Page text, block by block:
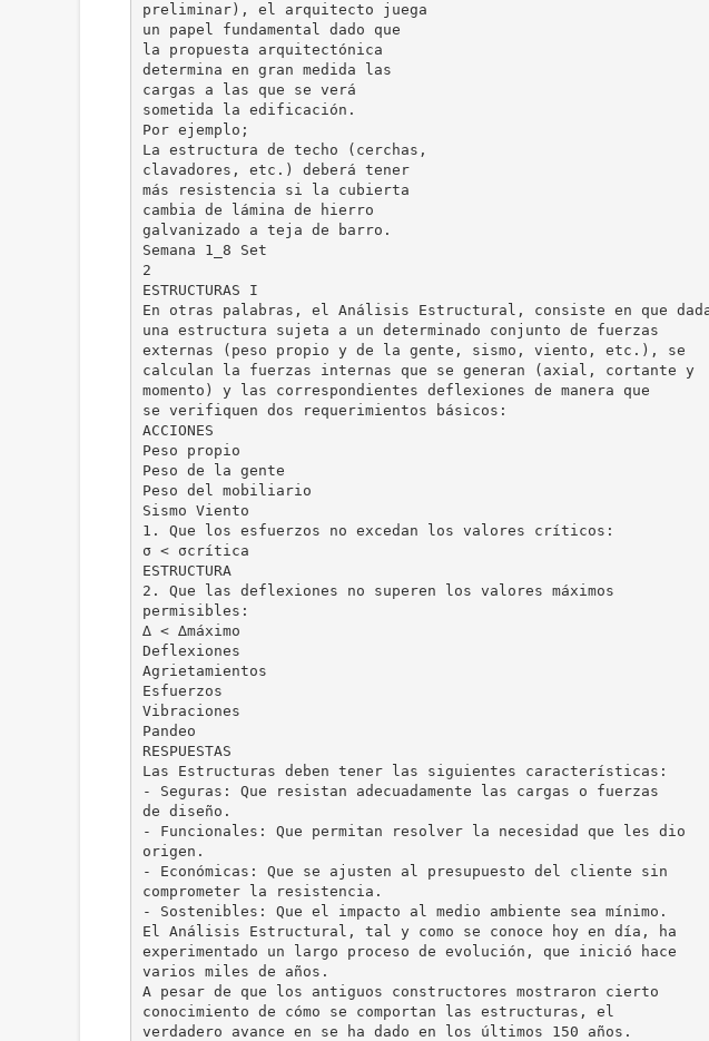
preliminar), el arquitecto juega
un papel fundamental dado que
la propuesta arquitectónica
determina en gran medida las
cargas a las que se verá
sometida la edificación.
Por ejemplo;
La estructura de techo (cerchas,
clavadores, etc.) deberá tener
más resistencia si la cubierta
cambia de lámina de hierro
galvanizado a teja de barro.
Semana 1_8 Set
2
ESTRUCTURAS I
En otras palabras, el Análisis Estructural, consiste en que
una estructura sujeta a un determinado conjunto de fuerzas
externas (peso propio y de la gente, sismo, viento, etc.), se
calculan la fuerzas internas que se generan (axial, cortante y
momento) y las correspondientes deflexiones de manera que
se verifiquen dos requerimientos básicos:
ACCIONES
Peso propio
Peso de la gente
Peso del mobiliario
Sismo Viento
1. Que los esfuerzos no excedan los valores críticos:
σ < σcrítica
ESTRUCTURA
2. Que las deflexiones no superen los valores máximos
permisibles:
∆ < ∆máximo
Deflexiones
Agrietamientos
Esfuerzos
Vibraciones
Pandeo
RESPUESTAS
Las Estructuras deben tener las siguientes características:
- Seguras: Que resistan adecuadamente las cargas o fuerzas
de diseño.
- Funcionales: Que permitan resolver la necesidad que les dio
origen.
- Económicas: Que se ajusten al presupuesto del cliente sin
comprometer la resistencia.
- Sostenibles: Que el impacto al medio ambiente sea mínimo.
El Análisis Estructural, tal y como se conoce hoy en día, ha
experimentado un largo proceso de evolución, que inició hace
varios miles de años.
A pesar de que los antiguos constructores mostraron cierto
conocimiento de cómo se comportan las estructuras, el
verdadero avance en se ha dado en los últimos 150 años.